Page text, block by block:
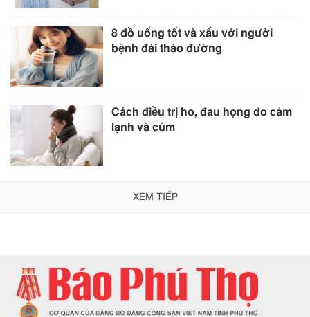
8 đồ uống tốt và xấu với người
bệnh đái tháo đường
Cách điều trị ho, đau họng do cảm
lạnh và cúm
XEM TIẾP